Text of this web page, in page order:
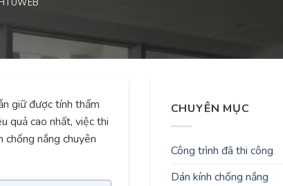
giữ được tính thẩm
quả cao nhất, việc thi
nắng chuyên
CHUYÊN MỤC
Công trình đã thi công
Dán kính chống nắng